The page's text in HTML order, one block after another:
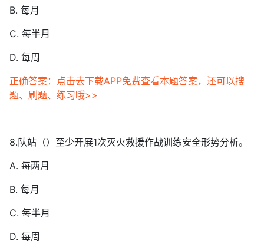
B. 每月
C. 每半月
D. 每周
正确答案：点击去下载APP免费查看本题答案，还可以搜
题、刷题、练习哦>>
8.队站（）至少开展1次灭火救援作战训练安全形势分析。
A. 每两月
B. 每月
C. 每半月
D. 每周